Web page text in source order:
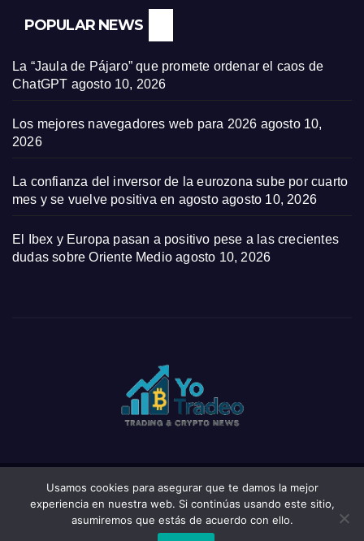
POPULAR NEWS
La “Jaula de Pájaro” que promete ordenar el caos de
ChatGPT agosto 10, 2026
Los mejores navegadores web para 2026 agosto 10,
2026
La confianza del inversor de la eurozona sube por cuarto
mes y se vuelve positiva en agosto agosto 10, 2026
El Ibex y Europa pasan a positivo pese a las crecientes
dudas sobre Oriente Medio agosto 10, 2026
Funciona gracias a WordPress|Tema: News Click deThemeansar
Privacy Policy Wishlist
Usamos cookies para asegurar que te damos la mejor
experiencia en nuestra web. Si continúas usando este sitio,
asumiremos que estás de acuerdo con ello.